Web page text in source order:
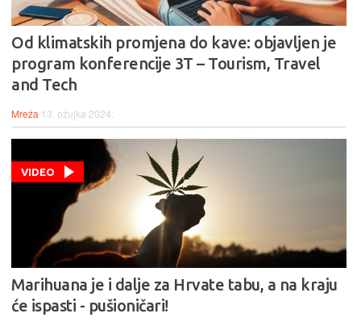
Od klimatskih promjena do kave: objavljen je
program konferencije 3T – Tourism, Travel
and Tech
Mreža 13. ožujka 2024.
VIDEO
Marihuana je i dalje za Hrvate tabu, a na kraju
će ispasti - pušioničari!